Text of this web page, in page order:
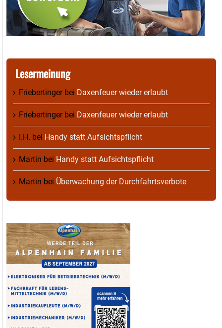
Lesermeinung
Friebertingerbei Daxenfeuer wieder erlaubt
Friebertingerbei Daxenfeuer wieder erlaubt
I.H. bei Handy statt Aufsichtspflicht
Martin bei Handy statt Aufsichtspflicht
Martin bei Überwachung der Durchfahrtsverbote